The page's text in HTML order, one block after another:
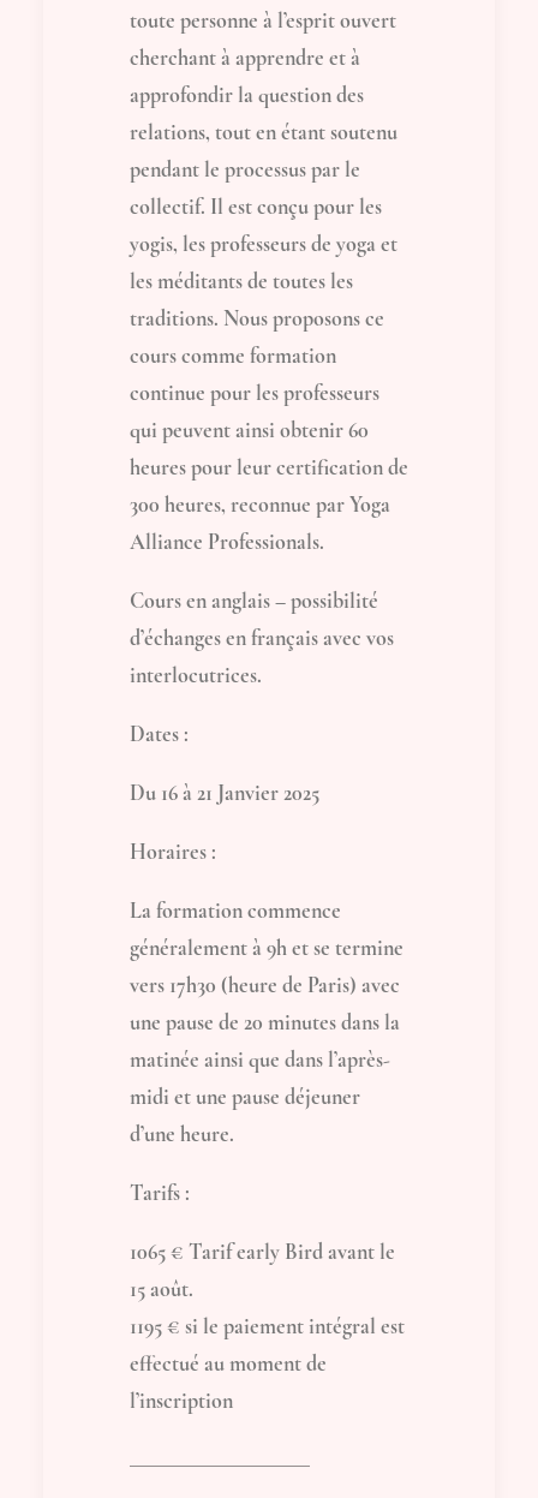
toute personne à l’esprit ouvert
cherchant à apprendre et à
approfondir la question des
relations, tout en étant soutenu
pendant le processus par le
collectif. Il est conçu pour les
yogis, les professeurs de yoga et
les méditants de toutes les
traditions. Nous proposons ce
cours comme formation
continue pour les professeurs
qui peuvent ainsi obtenir 60
heures pour leur certification de
300 heures, reconnue par Yoga
Alliance Professionals.
Cours en anglais – possibilité
d’échanges en français avec vos
interlocutrices.
Dates :
Du 16 à 21 Janvier 2025
Horaires :
La formation commence
généralement à 9h et se termine
vers 17h30 (heure de Paris) avec
une pause de 20 minutes dans la
matinée ainsi que dans l’après-
midi et une pause déjeuner
d’une heure.
Tarifs :
1065 € Tarif early Bird avant le
15 août.
1195 € si le paiement intégral est
effectué au moment de
l’inscription